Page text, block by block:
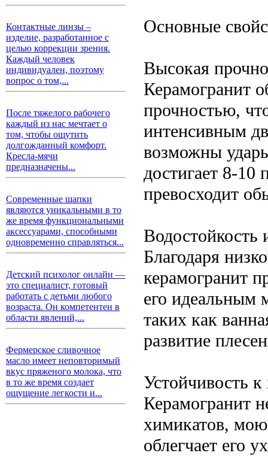
Контактные линзы –
изделие, разработанное с
целью коррекции зрения.
Каждый человек
индивидуален, поэтому
вопрос о том,...
После тяжелого рабочего
каждый из нас мечтает о
том, чтобы ощутить
долгожданный комфорт.
Кресла-мячи
предназначены...
Современные шапки
являются уникальными в то
же время функциональными
аксессуарами, способными
одновременно справляться...
Детский психолог онлайн —
это специалист, готовый
работать с детьми любого
возраста. Он компетентен в
области явлений,...
Фермерское сливочное
масло имеет неповторимый
вкус пряженого молока, что
в то же время создает
ощущение легкости и...
Основные
Высокая
Керамогранит
прочностью,
интенсивным
возможны
достигает 8-10
превосходит
Водостойкость
Благодаря
керамогранит
его идеальным
таких как
развитие
Устойчивость
Керамогранит
химикатов,
облегчает его